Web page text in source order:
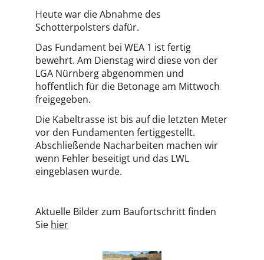
Heute war die Abnahme des
Schotterpolsters dafür.
Das Fundament bei WEA 1 ist fertig
bewehrt. Am Dienstag wird diese von der
LGA Nürnberg abgenommen und
hoffentlich für die Betonage am Mittwoch
freigegeben.
Die Kabeltrasse ist bis auf die letzten Meter
vor den Fundamenten fertiggestellt.
Abschließende Nacharbeiten machen wir
wenn Fehler beseitigt und das LWL
eingeblasen wurde.
Aktuelle Bilder zum Baufortschritt finden
Sie hier